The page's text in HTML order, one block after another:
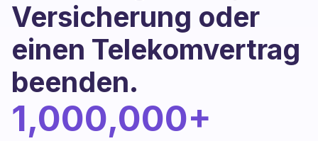
Versicherung oder
einen Telekomvertrag
beenden.
1,000,000+